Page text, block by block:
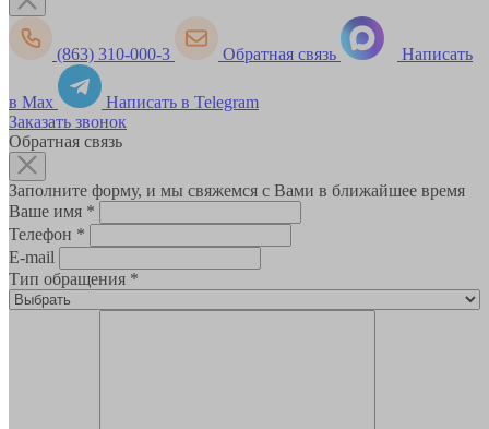
(863) 310-000-3 Обратная связь Написать
в Max
Написать в Telegram
Заказать звонок
Обратная связь
Заполните форму, и мы свяжемся с Вами в ближайшее время
Ваше имя *
Телефон *
E-mail
Тип обращения *